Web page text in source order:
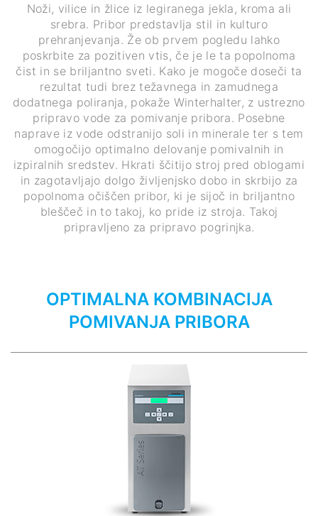
Noži, vilice in žlice iz legiranega jekla, kroma ali
srebra. Pribor predstavlja stil in kulturo
prehranjevanja. Že ob prvem pogledu lahko
poskrbite za pozitiven vtis, če je le ta popolnoma
čist in se briljantno sveti. Kako je mogoče doseči ta
rezultat tudi brez težavnega in zamudnega
dodatnega poliranja, pokaže Winterhalter, z ustrezno
pripravo vode za pomivanje pribora. Posebne
naprave iz vode odstranijo soli in minerale ter s tem
omogočijo optimalno delovanje pomivalnih in
izpiralnih sredstev. Hkrati ščitijo stroj pred oblogami
in zagotavljajo dolgo življenjsko dobo in skrbijo za
popolnoma očiščen pribor, ki je sijoč in briljantno
bleščeč in to takoj, ko pride iz stroja. Takoj
pripravljeno za pripravo pogrinjka.
OPTIMALNA KOMBINACIJA
POMIVANJA PRIBORA